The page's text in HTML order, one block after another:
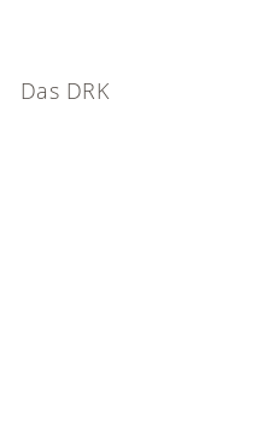
Das DRK